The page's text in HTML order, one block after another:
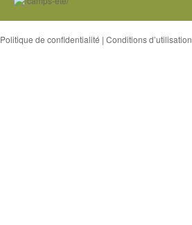
Politique de confidentialité | Conditions d’utilisation